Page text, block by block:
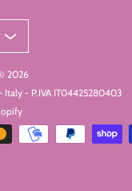
2026
Italy - P.IVA IT04425280403